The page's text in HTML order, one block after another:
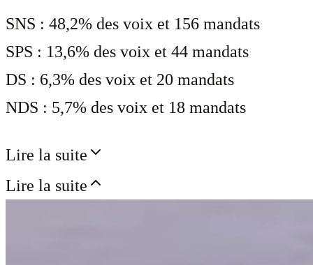
SNS : 48,2% des voix et 156 mandats
SPS : 13,6% des voix et 44 mandats
DS : 6,3% des voix et 20 mandats
NDS : 5,7% des voix et 18 mandats
Lire la suite
Lire la suite